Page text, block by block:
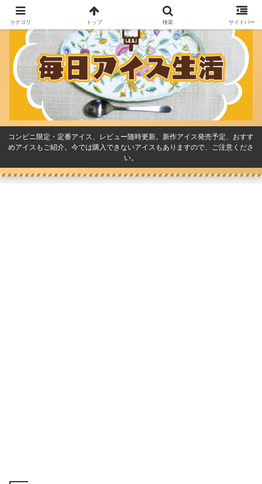
コンビニ限定・定番アイス、レビュー随時更新。新作アイス発売予定、おすす
めアイスもご紹介。今では購入できないアイスもありますので、ご注意くださ
い。
カテゴリ トップ 検索 サイドバー